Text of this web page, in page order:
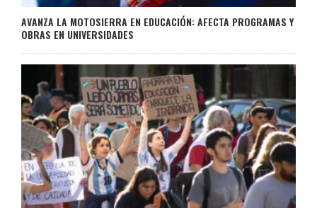
AVANZA LA MOTOSIERRA EN EDUCACIÓN: AFECTA PROGRAMAS Y
OBRAS EN UNIVERSIDADES